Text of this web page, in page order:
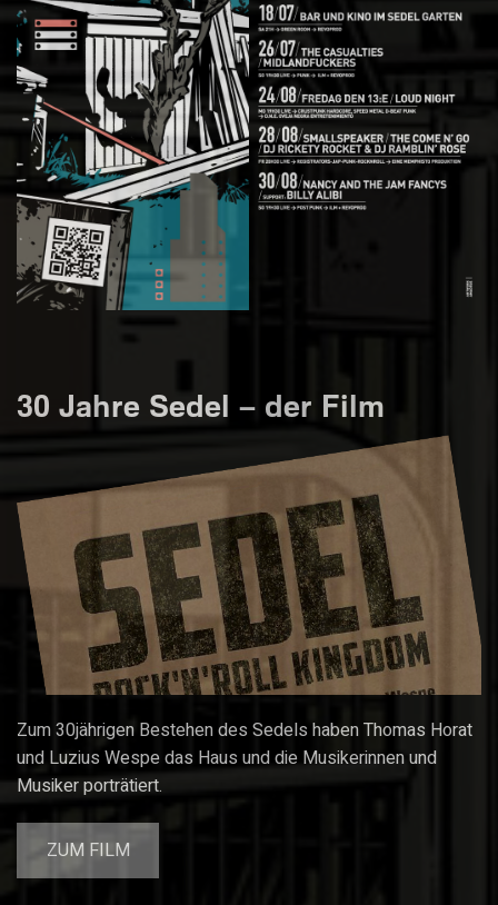
30 Jahre Sedel – der Film
Zum 30jährigen Bestehen des Sedels haben Thomas Horat
und Luzius Wespe das Haus und die Musikerinnen und
Musiker porträtiert.
ZUM FILM